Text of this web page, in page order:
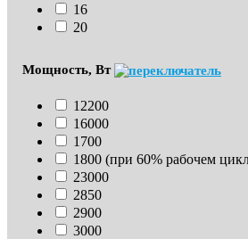
16
20
Мощность, Вт
12200
16000
1700
1800 (при 60% рабочем
23000
2850
2900
3000